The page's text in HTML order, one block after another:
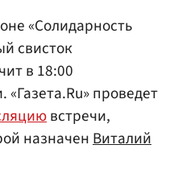
«Солидарность
свисток
в 18:00
проведет
встречи,
назначенВиталий